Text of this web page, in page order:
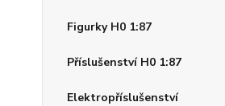
Figurky H0 1:87
Příslušenství H0 1:87
Elektropříslušenství